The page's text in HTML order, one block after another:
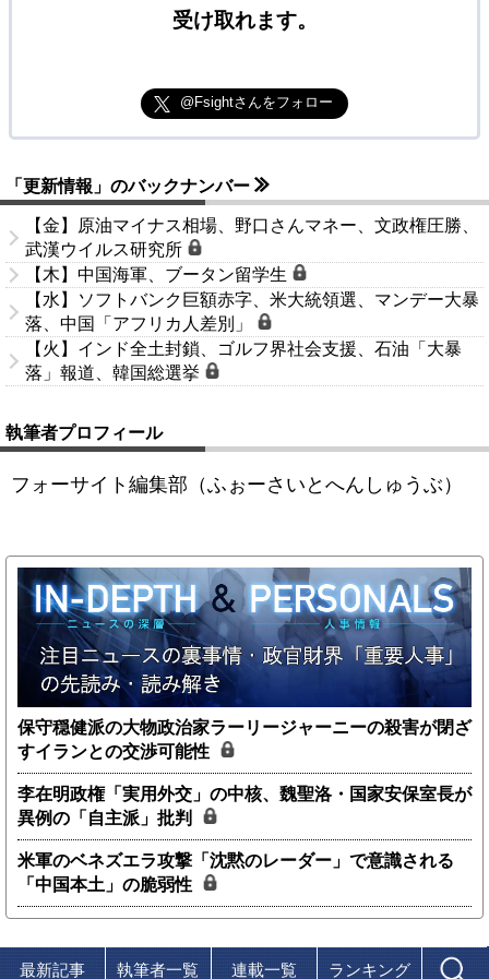
受け取れます。
@Fsightさんをフォロー
「更新情報」のバックナンバー
【金】原油マイナス相場、野口さんマネー、文政権圧勝、
武漢ウイルス研究所
【木】中国海軍、ブータン留学生
【水】ソフトバンク巨額赤字、米大統領選、マンデー大暴
落、中国「アフリカ人差別」
【火】インド全土封鎖、ゴルフ界社会支援、石油「大暴
落」報道、韓国総選挙
執筆者プロフィール
フォーサイト編集部（ふぉーさいとへんしゅうぶ）
保守穏健派の大物政治家ラーリージャーニーの殺害が閉ざ
すイランとの交渉可能性
李在明政権「実用外交」の中核、魏聖洛・国家安保室長が
異例の「自主派」批判
米軍のベネズエラ攻撃「沈黙のレーダー」で意識される
「中国本土」の脆弱性
最新記事 執筆者一覧 連載一覧 ランキング